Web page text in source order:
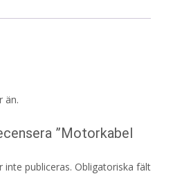
än.
”Motorkabel
inte publiceras. Obligatoriska fält